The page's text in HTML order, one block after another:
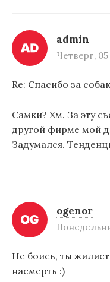
admin
Четверг,
Re: Спасибо за
Самки? Хм. За эту
другой фирме мой
Задумался.
ogenor
Не боись, ты
насмерть :)